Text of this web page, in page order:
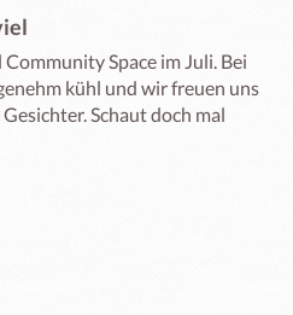
Space im Juli. Bei
kühl und wir freuen uns
Schaut doch mal